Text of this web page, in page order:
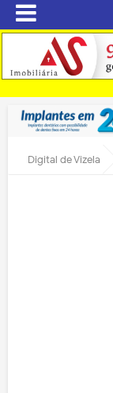
Digital de Vizela